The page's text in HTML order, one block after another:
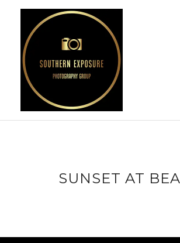
SUNSET AT